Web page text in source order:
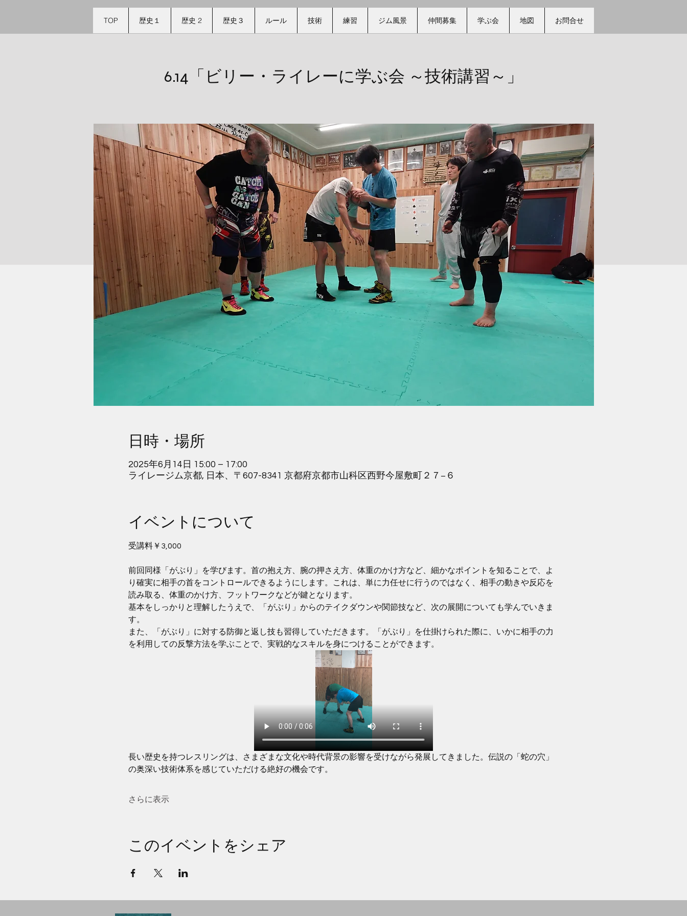
TOP 歴史１ 歴史 2 歴史３ ルール 技術 練習 ジム風景 仲間募集 学ぶ会 地図 お問合せ
6.14「ビリー・ライレーに学ぶ会 ～技術講習～」
日時・場所
2025年6月14日 15:00 – 17:00
ライレージム京都, 日本、〒607-8341 京都府京都市山科区西野今屋敷町２７−６
イベントについて
受講料￥3,000
前回同様「がぶり」を学びます。首の抱え方、腕の押さえ方、体重のかけ方など、細かなポイントを知ることで、よ
り確実に相手の首をコントロールできるようにします。これは、単に力任せに行うのではなく、相手の動きや反応を
読み取る、体重のかけ方、フットワークなどが鍵となります。
基本をしっかりと理解したうえで、「がぶり」からのテイクダウンや関節技など、次の展開についても学んでいきま
す。
また、「がぶり」に対する防御と返し技も習得していただきます。「がぶり」を仕掛けられた際に、いかに相手の力
を利用しての反撃方法を学ぶことで、実戦的なスキルを身につけることができます。
長い歴史を持つレスリングは、さまざまな文化や時代背景の影響を受けながら発展してきました。伝説の「蛇の穴」
の奥深い技術体系を感じていただける絶好の機会です。
さらに表示
このイベントをシェア